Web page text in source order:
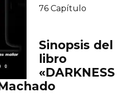
76 Capítulo
Sinopsis del
libro
«DARKNESS